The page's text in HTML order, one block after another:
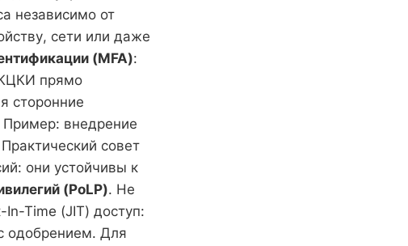
независимо от
сети или даже
(MFA):
прямо
сторонние
Пример: внедрение
совет
они устойчивы к
(PoLP). Не
Time (JIT) доступ:
одобрением. Для